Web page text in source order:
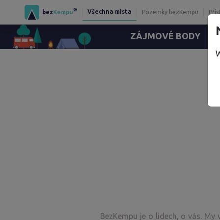
bezKempu® Všechna místa Pozemky bezKempu
ZÁJMOVÉ BODY
BezKempu je o lidech, o vás.